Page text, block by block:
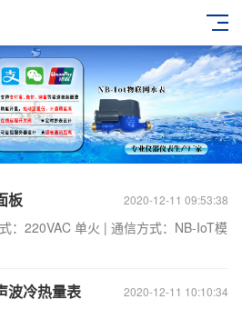
2020-12-11 09:53:38
板
：220VAC 单火 | 通信方式：NB-IoT模
2020-12-11 10:10:34
波冷热量表